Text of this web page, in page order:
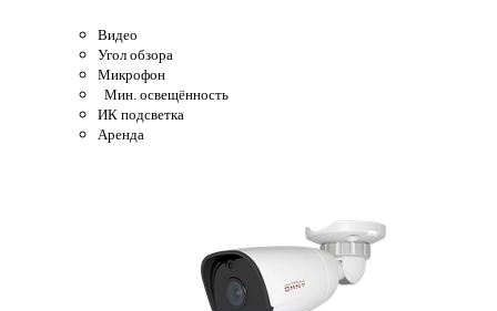
Видео
Угол обзора
Микрофон
Мин. освещённость
ИК подсветка
Аренда